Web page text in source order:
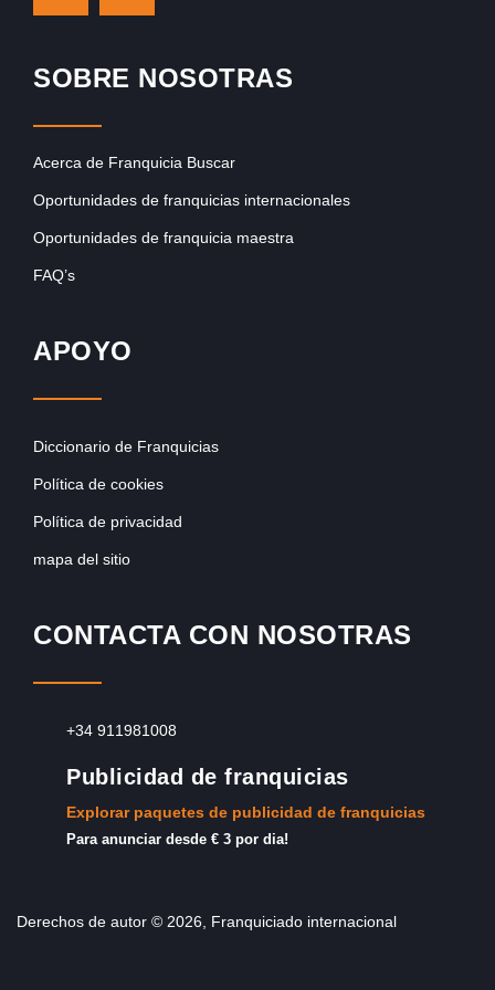
SOBRE NOSOTRAS
Acerca de Franquicia Buscar
Oportunidades de franquicias internacionales
Oportunidades de franquicia maestra
FAQ’s
APOYO
Diccionario de Franquicias
Política de cookies
Política de privacidad
mapa del sitio
CONTACTA CON NOSOTRAS
+34 911981008
Publicidad de franquicias
Explorar paquetes de publicidad de franquicias
Para anunciar desde € 3 por dia!
Derechos de autor © 2026, Franquiciado internacional